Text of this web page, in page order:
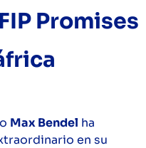
Promises
Max Bendel ha
en su